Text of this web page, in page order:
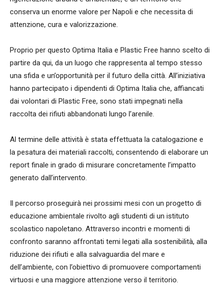
conserva un enorme valore per Napoli e che necessita di
attenzione, cura e valorizzazione.
Proprio per questo Optima Italia e Plastic Free hanno scelto di
partire da qui, da un luogo che rappresenta al tempo stesso
una sfida e un’opportunità per il futuro della città. All’iniziativa
hanno partecipato i dipendenti di Optima Italia che, affiancati
dai volontari di Plastic Free, sono stati impegnati nella
raccolta dei rifiuti abbandonati lungo l’arenile.
Al termine delle attività è stata effettuata la catalogazione e
la pesatura dei materiali raccolti, consentendo di elaborare un
report finale in grado di misurare concretamente l’impatto
generato dall’intervento.
Il percorso proseguirà nei prossimi mesi con un progetto di
educazione ambientale rivolto agli studenti di un istituto
scolastico napoletano. Attraverso incontri e momenti di
confronto saranno affrontati temi legati alla sostenibilità, alla
riduzione dei rifiuti e alla salvaguardia del mare e
dell’ambiente, con l’obiettivo di promuovere comportamenti
virtuosi e una maggiore attenzione verso il territorio.